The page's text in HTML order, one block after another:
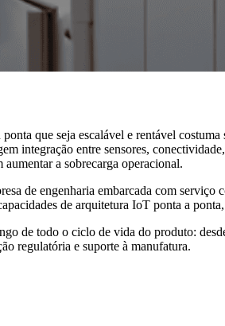
que seja escalável e rentável
integração entre sensores,
aumentar a sobrecarga operacional.
de engenharia embarcada com
de arquitetura IoT ponta a
de todo o ciclo de vida do produto:
regulatória e suporte à manufatura.